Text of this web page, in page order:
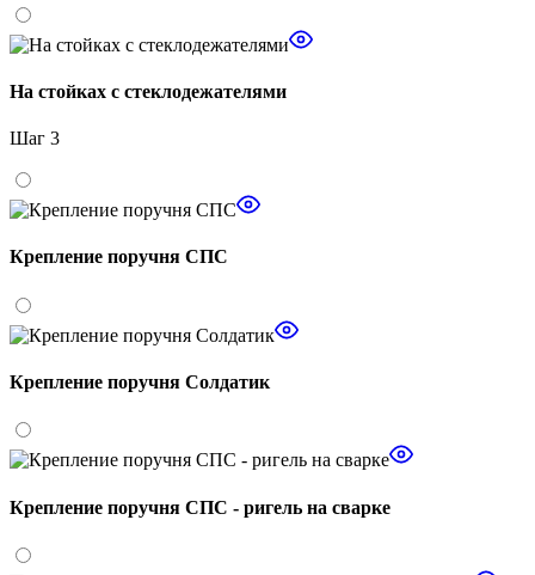
На стойках с стеклодежателями
Шаг 3
Крепление поручня СПС
Крепление поручня Солдатик
Крепление поручня СПС - ригель на сварке